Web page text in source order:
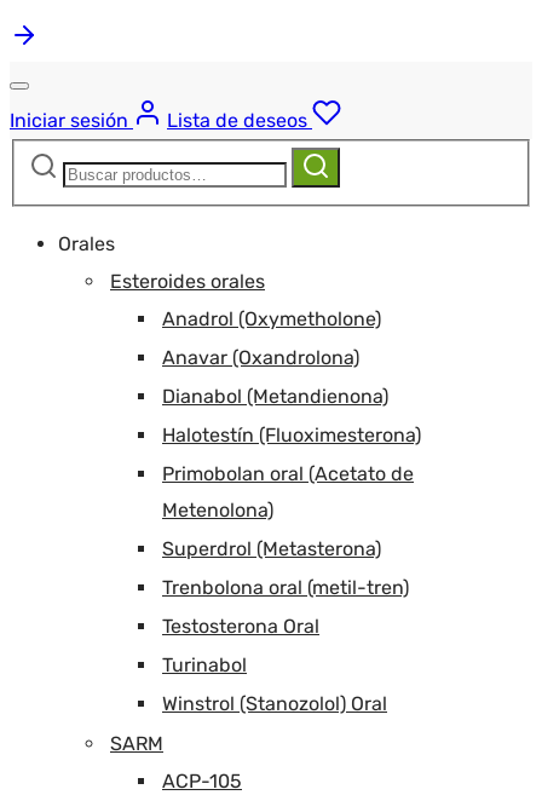
Iniciar sesión
Lista de deseos
Buscar:
Buscar
Orales
Esteroides orales
Anadrol (Oxymetholone)
Anavar (Oxandrolona)
Dianabol (Metandienona)
Halotestín (Fluoximesterona)
Primobolan oral (Acetato de
Metenolona)
Superdrol (Metasterona)
Trenbolona oral (metil-tren)
Testosterona Oral
Turinabol
Winstrol (Stanozolol) Oral
SARM
ACP-105